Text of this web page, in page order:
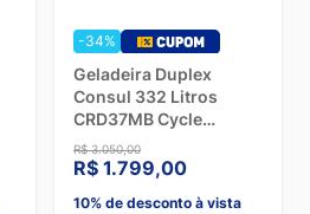
-34%
Geladeira Duplex
Consul 332 Litros
CRD37MB Cycle
Defrost Branco - 127V
R$ 3.050,00
R$ 1.799,00
10% de desconto à vista